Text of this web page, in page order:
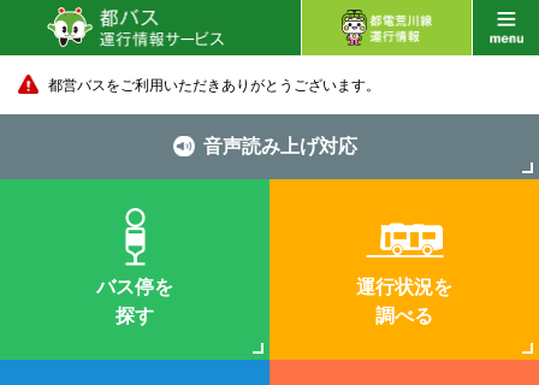
都営バスをご利用いただきありがとうございます。
音声読み上げ対応
バス停を
探す
運行状況を
調べる